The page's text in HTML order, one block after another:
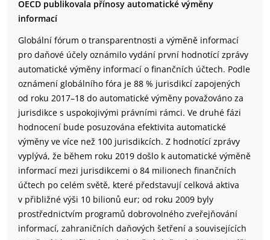
OECD publikovala přínosy automatické výměny
informací
Globální fórum o transparentnosti a výměně informací
pro daňové účely oznámilo vydání první hodnotící zprávy
automatické výměny informací o finančních účtech. Podle
oznámení globálního fóra je 88 % jurisdikcí zapojených
od roku 2017–18 do automatické výměny považováno za
jurisdikce s uspokojivými právními rámci. Ve druhé fázi
hodnocení bude posuzována efektivita automatické
výměny ve více než 100 jurisdikcích. Z hodnotící zprávy
vyplývá, že během roku 2019 došlo k automatické výměně
informací mezi jurisdikcemi o 84 milionech finančních
účtech po celém světě, které představují celková aktiva
v přibližné výši 10 bilionů eur; od roku 2009 byly
prostřednictvím programů dobrovolného zveřejňování
informací, zahraničních daňových šetření a souvisejících